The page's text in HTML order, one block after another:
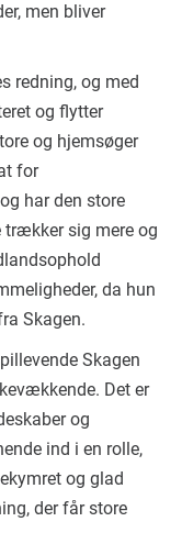
men bliver
redning, og med
og flytter
og hjemsøger
for
har den store
trækker sig mere og
da hun
Skagen.
Skagen
Det er
og
ind i en rolle,
og glad
der får store